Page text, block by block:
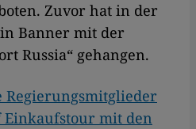
Zuvor hat in der
Banner mit der
Russia“ gehangen.
Regierungsmitglieder
mit den